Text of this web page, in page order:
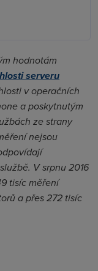
hodnotám
serveru
v operačních
a poskytnutým
ze strany
nejsou
V srpnu 2016
tisíc měření
a přes 272 tisíc